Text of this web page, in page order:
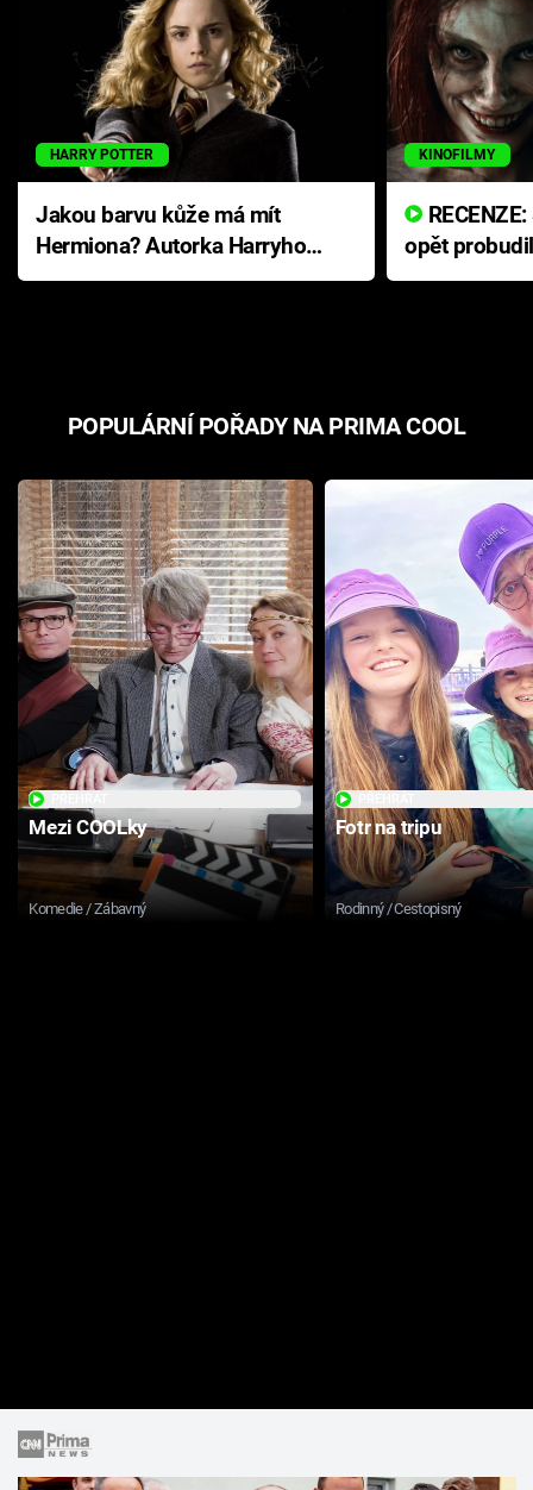
HARRY POTTER
Jakou barvu kůže má mít
Hermiona? Autorka Harryho
Pottera přišla s ráznou
KINOFILMY
opět
přichází s
POPULÁRNÍ POŘADY NA PRIMA COOL
Mezi COOLky
Komedie / Zábavný
Fotr na tripu
Rodinný / Cestopisný